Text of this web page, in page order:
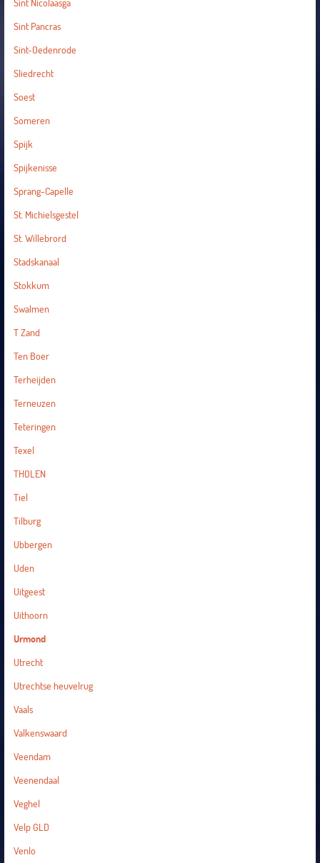
Sint Nicolaasga
Sint Pancras
Sint-Oedenrode
Sliedrecht
Soest
Someren
Spijk
Spijkenisse
Sprang-Capelle
St. Michielsgestel
St. Willebrord
Stadskanaal
Stokkum
Swalmen
T Zand
Ten Boer
Terheijden
Terneuzen
Teteringen
Texel
THOLEN
Tiel
Tilburg
Ubbergen
Uden
Uitgeest
Uithoorn
Urmond
Utrecht
Utrechtse heuvelrug
Vaals
Valkenswaard
Veendam
Veenendaal
Veghel
Velp GLD
Venlo